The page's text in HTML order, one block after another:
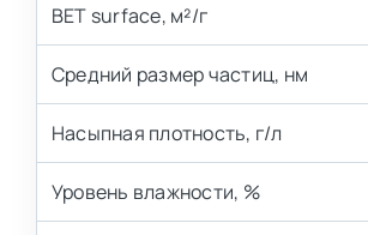
BET surface, м²/г
Средний размер частиц, нм
Насыпная плотность, г/л
Уровень влажности, %